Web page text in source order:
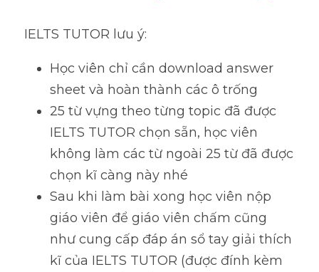
IELTS TUTOR lưu ý:
Học viên chỉ cần download answer
sheet và hoàn thành các ô trống
25 từ vựng theo từng topic đã được
IELTS TUTOR chọn sẵn, học viên
không làm các từ ngoài 25 từ đã được
chọn kĩ càng này nhé
Sau khi làm bài xong học viên nộp
giáo viên để giáo viên chấm cũng
như cung cấp đáp án sổ tay giải thích
kĩ của IELTS TUTOR (được đính kèm